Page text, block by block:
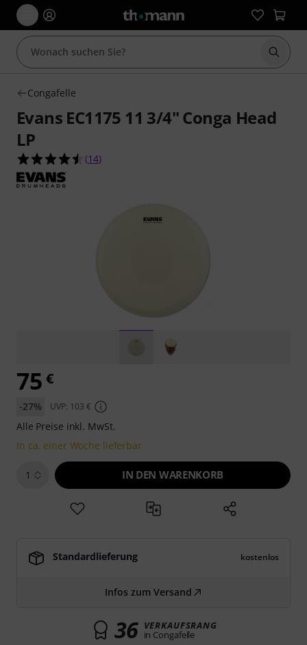
Suche
Congafelle
Evans EC1175 11 3/4" Conga Head
LP
4.5 von 5 Sternen aus 14 Kundenbewertungen
(14)
75 €
-27% UVP: 103 €
Alle Preise inkl. MwSt.
In ca. einer Woche lieferbar
1 IN DEN WARENKORB
Standardlieferung kostenlos
Infos zum Versand
36 VERKAUFSRANG
in Congafelle